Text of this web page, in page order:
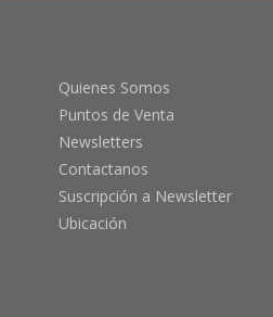
Quienes Somos
Puntos de Venta
Newsletters
Contactanos
Suscripción a Newsletter
Ubicación